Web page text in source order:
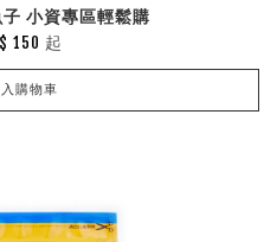
小資專區輕鬆購
150 起
購物車